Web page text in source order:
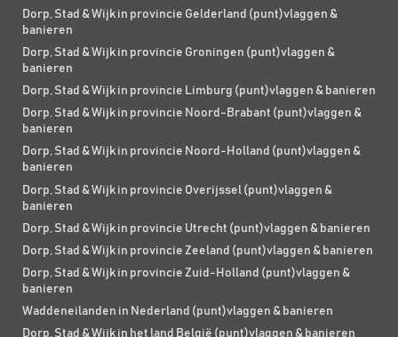
Dorp, Stad & Wijk in provincie Gelderland (punt)vlaggen &
banieren
Dorp, Stad & Wijk in provincie Groningen (punt)vlaggen &
banieren
Dorp, Stad & Wijk in provincie Limburg (punt)vlaggen & banieren
Dorp, Stad & Wijk in provincie Noord-Brabant (punt)vlaggen &
banieren
Dorp, Stad & Wijk in provincie Noord-Holland (punt)vlaggen &
banieren
Dorp, Stad & Wijk in provincie Overijssel (punt)vlaggen &
banieren
Dorp, Stad & Wijk in provincie Utrecht (punt)vlaggen & banieren
Dorp, Stad & Wijk in provincie Zeeland (punt)vlaggen & banieren
Dorp, Stad & Wijk in provincie Zuid-Holland (punt)vlaggen &
banieren
Waddeneilanden in Nederland (punt)vlaggen & banieren
Dorp, Stad & Wijk in het land België (punt)vlaggen & banieren